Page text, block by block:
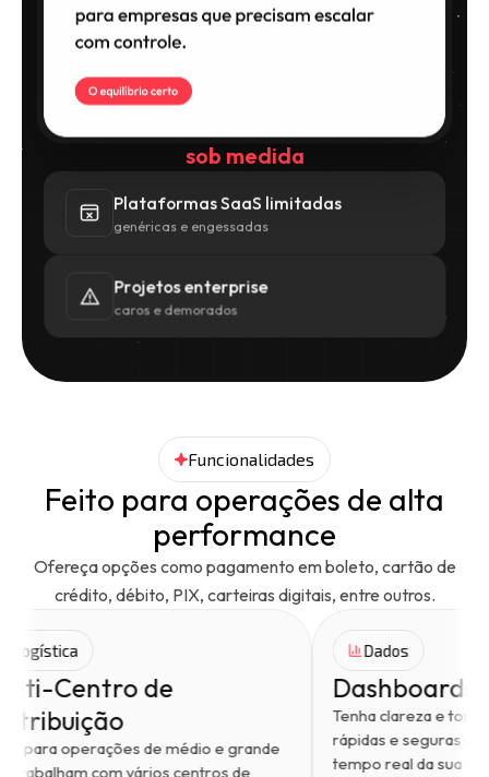
Plataformas SaaS limitadas
genéricas e engessadas
Projetos enterprise
caros e demorados
sob medida
Funcionalidades
Feito para operações de alta
performance
Ofereça opções como pagamento em boleto, cartão de
crédito, débito, PIX, carteiras digitais, entre outros.
Multi-Centro de
Distribuição
Feito para operações de médio e grande
que trabalham com vários centros de
Tenha
rápidas e
tempo